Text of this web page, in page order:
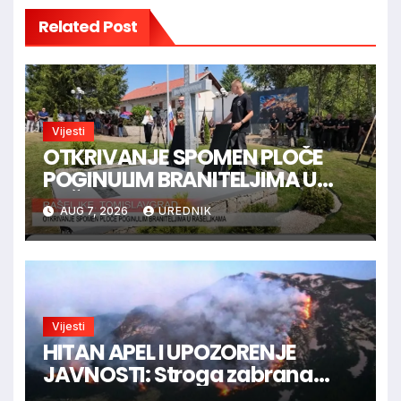
Related Post
Vijesti
OTKRIVANJE SPOMEN PLOČE
POGINULIM BRANITELJIMA U
RAŠELJKAMA
AUG 7, 2026 UREDNIK
Vijesti
HITAN APEL I UPOZORENJE
JAVNOSTI: Stroga zabrana